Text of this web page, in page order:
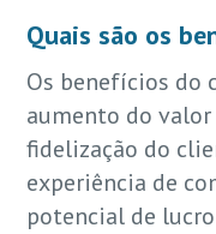
Quais são os
Os benefícios do
aumento do valor
fidelização do
experiência de
potencial de